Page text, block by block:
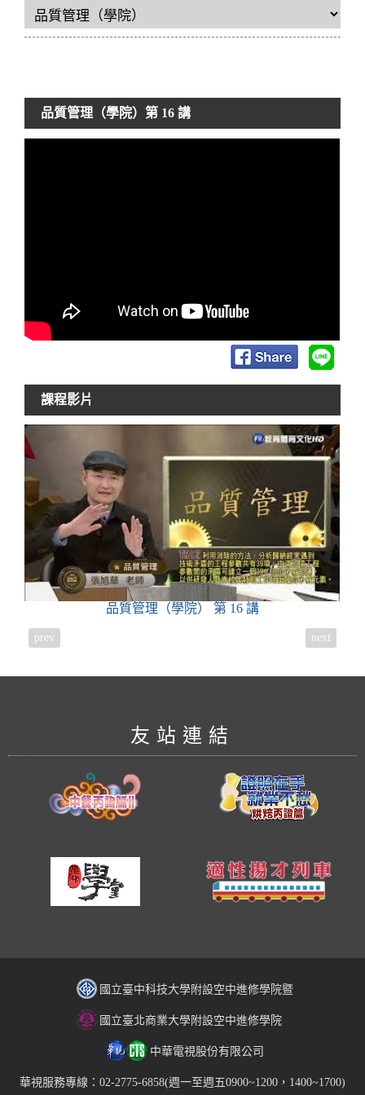
品質管理（學院）第 16 講
課程影片
品質管理（學院） 第 16 講
prev next
友站連結
國立臺中科技大學附設空中進修學院暨
國立臺北商業大學附設空中進修學院
中華電視股份有限公司
華視服務專線：02-2775-6858(週一至週五0900~1200，1400~1700)